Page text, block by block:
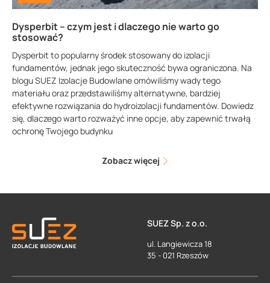
Dysperbit – czym jest i dlaczego nie warto go
stosować?
Dysperbit to popularny środek stosowany do izolacji
fundamentów, jednak jego skuteczność bywa ograniczona. Na
blogu SUEZ Izolacje Budowlane omówiliśmy wady tego
materiału oraz przedstawiliśmy alternatywne, bardziej
efektywne rozwiązania do hydroizolacji fundamentów. Dowiedz
się, dlaczego warto rozważyć inne opcje, aby zapewnić trwałą
ochronę Twojego budynku
Zobacz więcej
SUEZ Sp. z o.o.
ul. Langiewicza 18
35 - 021 Rzeszów